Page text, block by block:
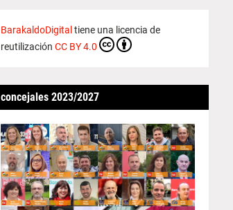
BarakaldoDigital tiene una licencia de
reutilización CC BY 4.0
concejales 2023/2027